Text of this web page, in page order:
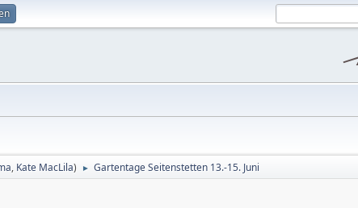
, Kate MacLila) ► Gartentage Seitenstetten 13.-15. Juni